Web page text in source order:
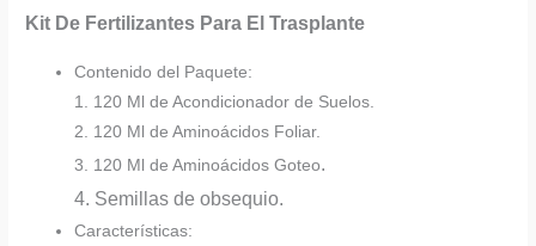
Kit De Fertilizantes Para El Trasplante
Contenido del Paquete:
1. 120 Ml de Acondicionador de Suelos.
2. 120 Ml de Aminoácidos Foliar.
3. 120 Ml de Aminoácidos Goteo.
4. Semillas de obsequio.
Características: